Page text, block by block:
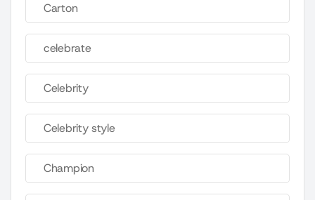
Carton
celebrate
Celebrity
Celebrity style
Champion